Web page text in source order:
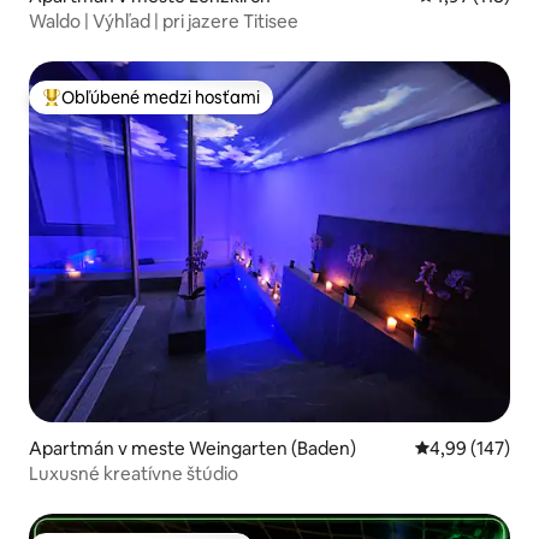
Waldo | Výhľad | pri jazere Titisee
Najobľúbenejšie medzi hosťami
Obľúbené medzi hosťami
Apartmán v meste Weingarten (Baden) Priemerné
4,99 (147)
Luxusné kreatívne štúdio